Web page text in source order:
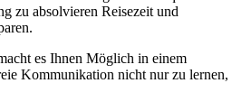
zu absolvieren Reisezeit und
es Ihnen Möglich in einem
Kommunikation nicht nur zu lernen,